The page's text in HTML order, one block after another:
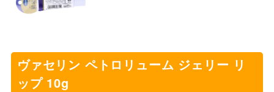
ヴァセリン ペトロリューム ジェリー リ
ップ 10g